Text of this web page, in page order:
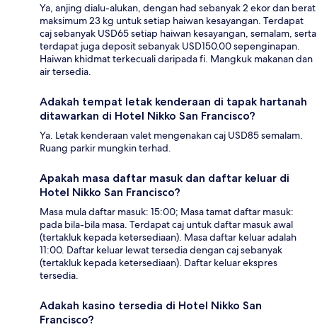
Ya, anjing dialu-alukan, dengan had sebanyak 2 ekor dan berat
maksimum 23 kg untuk setiap haiwan kesayangan. Terdapat
caj sebanyak USD65 setiap haiwan kesayangan, semalam, serta
terdapat juga deposit sebanyak USD150.00 sepenginapan.
Haiwan khidmat terkecuali daripada fi. Mangkuk makanan dan
air tersedia.
Adakah tempat letak kenderaan di tapak hartanah
ditawarkan di Hotel Nikko San Francisco?
Ya. Letak kenderaan valet mengenakan caj USD85 semalam.
Ruang parkir mungkin terhad.
Apakah masa daftar masuk dan daftar keluar di
Hotel Nikko San Francisco?
Masa mula daftar masuk: 15:00; Masa tamat daftar masuk:
pada bila-bila masa. Terdapat caj untuk daftar masuk awal
(tertakluk kepada ketersediaan). Masa daftar keluar adalah
11:00. Daftar keluar lewat tersedia dengan caj sebanyak
(tertakluk kepada ketersediaan). Daftar keluar ekspres
tersedia.
Adakah kasino tersedia di Hotel Nikko San
Francisco?